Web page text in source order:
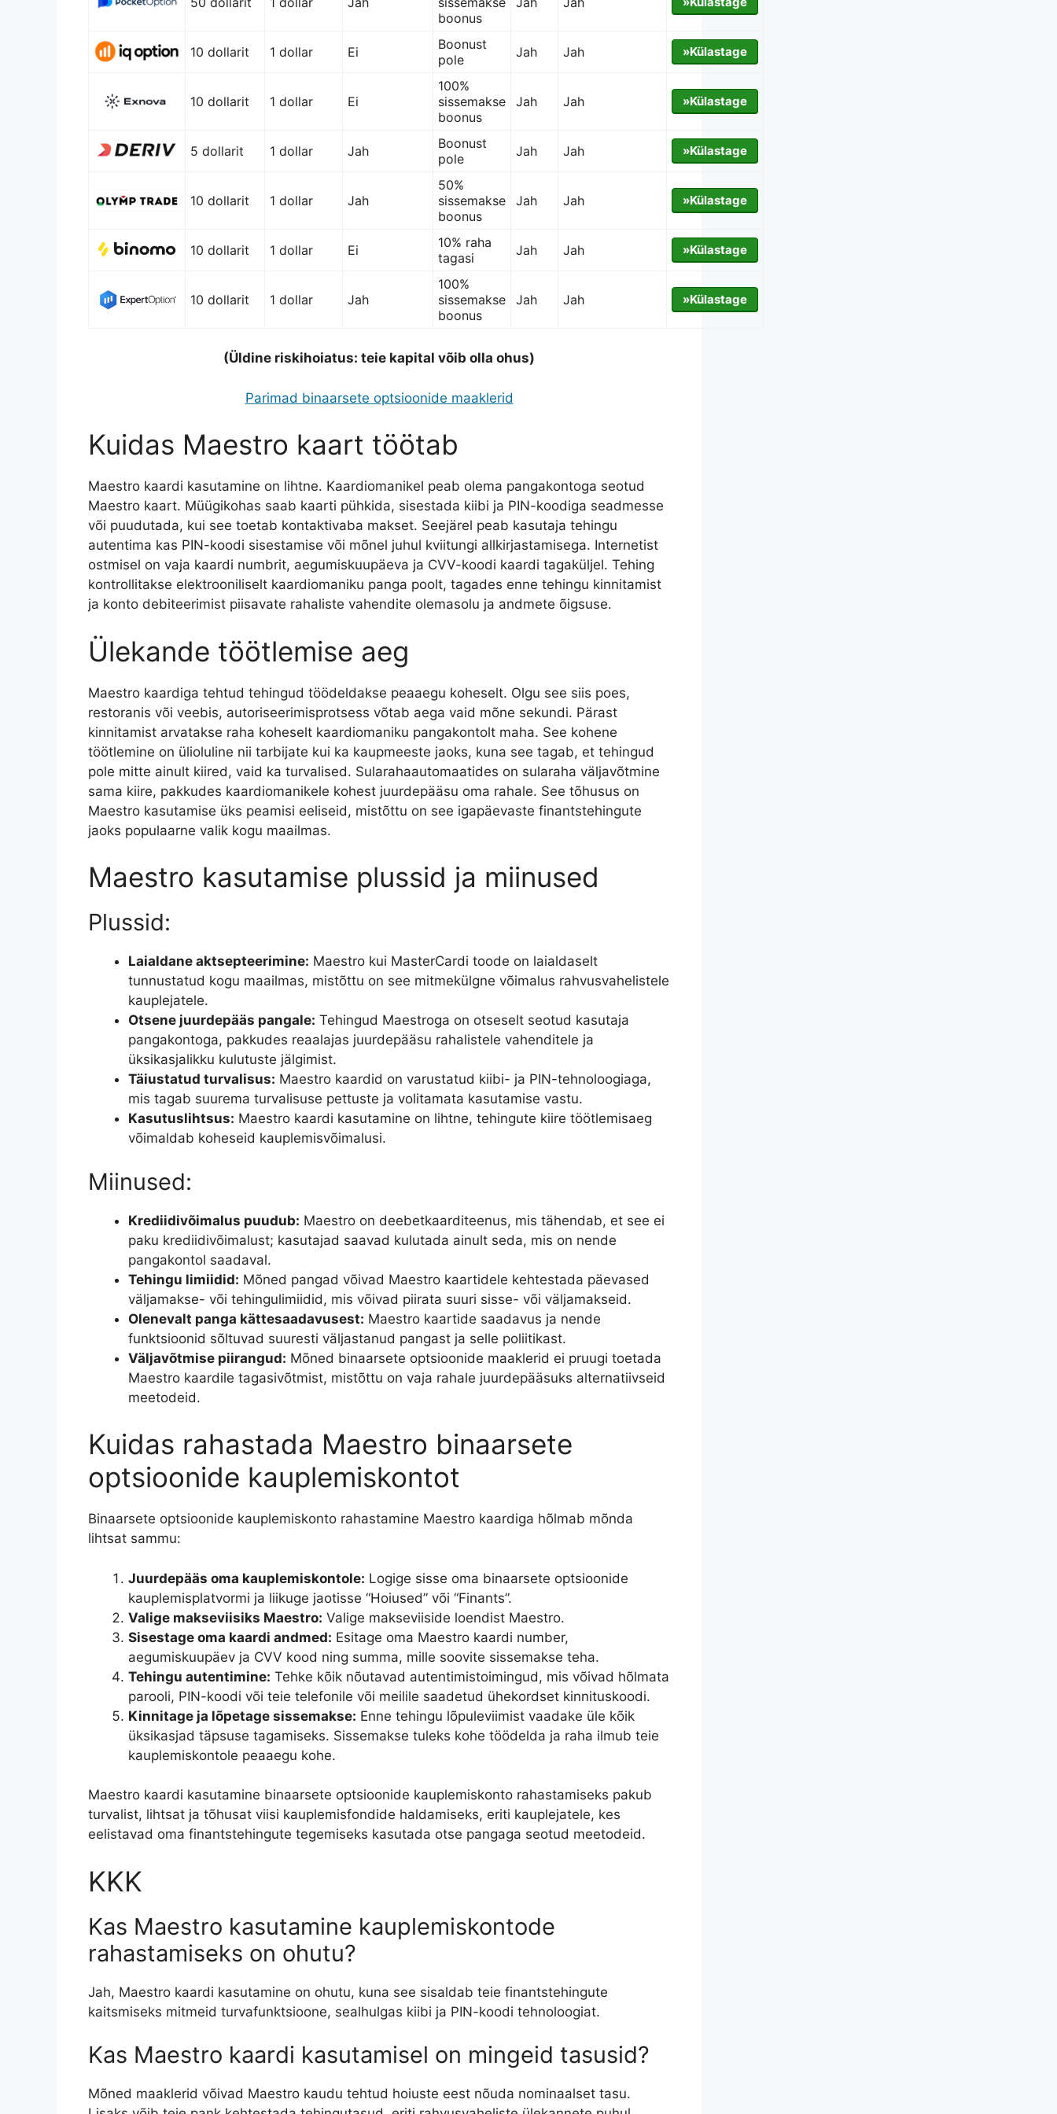
boonus
10 dollarit 1 dollar Ei
Boonust
pole
Jah Jah »Külastage
10 dollarit 1 dollar Ei
100%
sissemakse
boonus
Jah Jah »Külastage
5 dollarit 1 dollar Jah
Boonust
pole
Jah Jah »Külastage
10 dollarit 1 dollar Jah
50%
sissemakse
boonus
Jah Jah »Külastage
10 dollarit 1 dollar Ei
10% raha
tagasi
Jah Jah »Külastage
10 dollarit 1 dollar Jah
100%
sissemakse
boonus
Jah Jah »Külastage
(Üldine riskihoiatus: teie kapital võib olla ohus)
Parimad binaarsete optsioonide maaklerid
Kuidas Maestro kaart töötab
Maestro kaardi kasutamine on lihtne. Kaardiomanikel peab olema pangakontoga seotud
Maestro kaart. Müügikohas saab kaarti pühkida, sisestada kiibi ja PIN-koodiga seadmesse
või puudutada, kui see toetab kontaktivaba makset. Seejärel peab kasutaja tehingu
autentima kas PIN-koodi sisestamise või mõnel juhul kviitungi allkirjastamisega. Internetist
ostmisel on vaja kaardi numbrit, aegumiskuupäeva ja CVV-koodi kaardi tagaküljel. Tehing
kontrollitakse elektrooniliselt kaardiomaniku panga poolt, tagades enne tehingu kinnitamist
ja konto debiteerimist piisavate rahaliste vahendite olemasolu ja andmete õigsuse.
Ülekande töötlemise aeg
Maestro kaardiga tehtud tehingud töödeldakse peaaegu koheselt. Olgu see siis poes,
restoranis või veebis, autoriseerimisprotsess võtab aega vaid mõne sekundi. Pärast
kinnitamist arvatakse raha koheselt kaardiomaniku pangakontolt maha. See kohene
töötlemine on ülioluline nii tarbijate kui ka kaupmeeste jaoks, kuna see tagab, et tehingud
pole mitte ainult kiired, vaid ka turvalised. Sularahaautomaatides on sularaha väljavõtmine
sama kiire, pakkudes kaardiomanikele kohest juurdepääsu oma rahale. See tõhusus on
Maestro kasutamise üks peamisi eeliseid, mistõttu on see igapäevaste finantstehingute
jaoks populaarne valik kogu maailmas.
Maestro kasutamise plussid ja miinused
Plussid:
Laialdane aktsepteerimine: Maestro kui MasterCardi toode on laialdaselt
tunnustatud kogu maailmas, mistõttu on see mitmekülgne võimalus rahvusvahelistele
kauplejatele.
Otsene juurdepääs pangale: Tehingud Maestroga on otseselt seotud kasutaja
pangakontoga, pakkudes reaalajas juurdepääsu rahalistele vahenditele ja
üksikasjalikku kulutuste jälgimist.
Täiustatud turvalisus: Maestro kaardid on varustatud kiibi- ja PIN-tehnoloogiaga,
mis tagab suurema turvalisuse pettuste ja volitamata kasutamise vastu.
Kasutuslihtsus: Maestro kaardi kasutamine on lihtne, tehingute kiire töötlemisaeg
võimaldab koheseid kauplemisvõimalusi.
Miinused:
Krediidivõimalus puudub: Maestro on deebetkaarditeenus, mis tähendab, et see ei
paku krediidivõimalust; kasutajad saavad kulutada ainult seda, mis on nende
pangakontol saadaval.
Tehingu limiidid: Mõned pangad võivad Maestro kaartidele kehtestada päevased
väljamakse- või tehingulimiidid, mis võivad piirata suuri sisse- või väljamakseid.
Olenevalt panga kättesaadavusest: Maestro kaartide saadavus ja nende
funktsioonid sõltuvad suuresti väljastanud pangast ja selle poliitikast.
Väljavõtmise piirangud: Mõned binaarsete optsioonide maaklerid ei pruugi toetada
Maestro kaardile tagasivõtmist, mistõttu on vaja rahale juurdepääsuks alternatiivseid
meetodeid.
Kuidas rahastada Maestro binaarsete
optsioonide kauplemiskontot
Binaarsete optsioonide kauplemiskonto rahastamine Maestro kaardiga hõlmab mõnda
lihtsat sammu:
Juurdepääs oma kauplemiskontole: Logige sisse oma binaarsete optsioonide
kauplemisplatvormi ja liikuge jaotisse “Hoiused” või “Finants”.
Valige makseviisiks Maestro: Valige makseviiside loendist Maestro.
Sisestage oma kaardi andmed: Esitage oma Maestro kaardi number,
aegumiskuupäev ja CVV kood ning summa, mille soovite sissemakse teha.
Tehingu autentimine: Tehke kõik nõutavad autentimistoimingud, mis võivad hõlmata
parooli, PIN-koodi või teie telefonile või meilile saadetud ühekordset kinnituskoodi.
Kinnitage ja lõpetage sissemakse: Enne tehingu lõpuleviimist vaadake üle kõik
üksikasjad täpsuse tagamiseks. Sissemakse tuleks kohe töödelda ja raha ilmub teie
kauplemiskontole peaaegu kohe.
Maestro kaardi kasutamine binaarsete optsioonide kauplemiskonto rahastamiseks pakub
turvalist, lihtsat ja tõhusat viisi kauplemisfondide haldamiseks, eriti kauplejatele, kes
eelistavad oma finantstehingute tegemiseks kasutada otse pangaga seotud meetodeid.
KKK
Kas Maestro kasutamine kauplemiskontode
rahastamiseks on ohutu?
Jah, Maestro kaardi kasutamine on ohutu, kuna see sisaldab teie finantstehingute
kaitsmiseks mitmeid turvafunktsioone, sealhulgas kiibi ja PIN-koodi tehnoloogiat.
Kas Maestro kaardi kasutamisel on mingeid tasusid?
Mõned maaklerid võivad Maestro kaudu tehtud hoiuste eest nõuda nominaalset tasu.